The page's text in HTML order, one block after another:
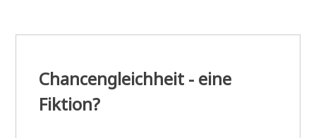
lügt
Sprüche
macht
ohne
Chancengleichheit - eine
Fiktion?